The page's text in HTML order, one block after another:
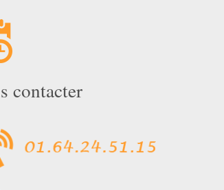
contacter